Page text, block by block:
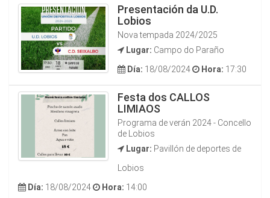
Presentación da U.D.
Lobios
Nova tempada 2024/2025
Lugar: Campo do Paraño
Día: 18/08/2024 Hora: 17:30
Festa dos CALLOS
LIMIAOS
Programa de verán 2024 - Concello
de Lobios
Lugar: Pavillón de deportes de
Lobios
Día: 18/08/2024 Hora: 14:00